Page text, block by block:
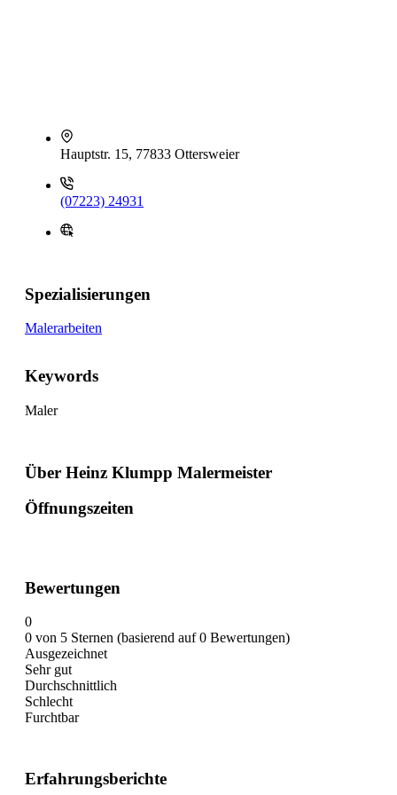
Hauptstr. 15, 77833 Ottersweier
(07223) 24931
Spezialisierungen
Malerarbeiten
Keywords
Maler
Über Heinz Klumpp Malermeister
Öffnungszeiten
Bewertungen
0
0 von 5 Sternen (basierend auf 0 Bewertungen)
Ausgezeichnet
Sehr gut
Durchschnittlich
Schlecht
Furchtbar
Erfahrungsberichte